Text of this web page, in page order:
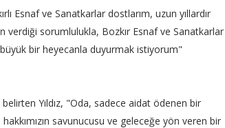
Esnaf ve Sanatkarlar dostlarım, uzun yıllardır
verdiği sorumlulukla, Bozkır Esnaf ve Sanatkarlar
bir heyecanla duyurmak istiyorum"
belirten Yıldız, "Oda, sadece aidat ödenen bir
savunucusu ve geleceğe yön veren bir